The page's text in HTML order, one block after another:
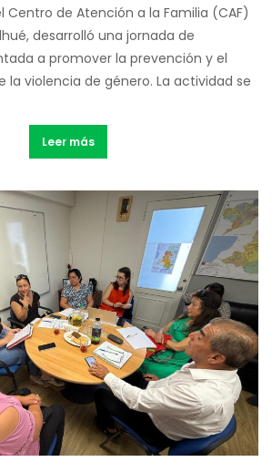
de Atención a la Familia (CAF)
desarrolló una jornada de
a promover la prevención y el
la violencia de género. La actividad se
Leer más